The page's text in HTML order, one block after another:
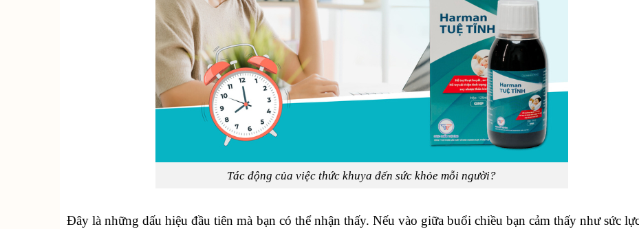
Tác động của việc thức khuya đến sức khỏe mỗi người?
Đây là những dấu hiệu đầu tiên mà bạn có thể nhận thấy. Nếu vào giữa buổi chiều bạn cảm thấy như sức